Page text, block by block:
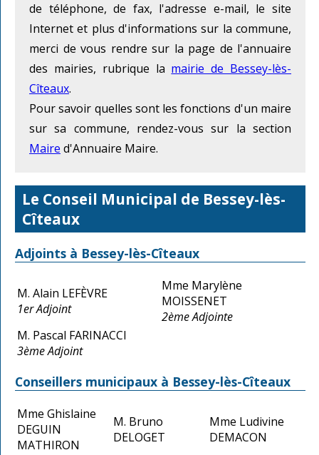
de téléphone, de fax, l'adresse e-mail, le site
Internet et plus d'informations sur la commune,
merci de vous rendre sur la page de l'annuaire
des mairies, rubrique la mairie de Bessey-lès-
Cîteaux.
Pour savoir quelles sont les fonctions d'un maire
sur sa commune, rendez-vous sur la section
Maire d'Annuaire Maire.
Le Conseil Municipal de Bessey-lès-
Cîteaux
Adjoints à Bessey-lès-Cîteaux
M. Alain LEFÈVRE
1er Adjoint
Mme Marylène
MOISSENET
2ème Adjointe
M. Pascal FARINACCI
3ème Adjoint
Conseillers municipaux à Bessey-lès-Cîteaux
Mme Ghislaine
DEGUIN
MATHIRON
M. Bruno
DELOGET
Mme Ludivine
DEMACON